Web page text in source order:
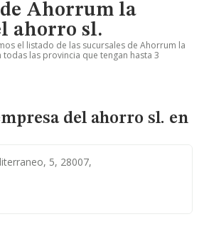
de Ahorrum la
ahorro sl.
el listado de las sucursales de Ahorrum la
las provincia que tengan hasta 3
del ahorro sl. en
5, 28007,